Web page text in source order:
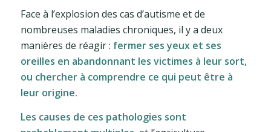
Face à l’explosion des cas d’autisme et de
nombreuses maladies chroniques, il y a deux
manières de réagir : fermer ses yeux et ses
oreilles en abandonnant les victimes à leur sort,
ou chercher à comprendre ce qui peut être à
leur origine.
Les causes de ces pathologies sont